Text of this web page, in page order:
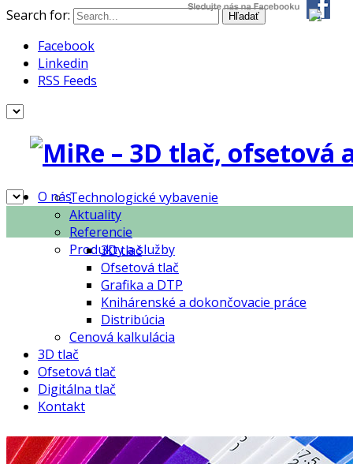
Search for:
Facebook
Linkedin
RSS Feeds
O násTechnologické vybavenie
Aktuality
Referencie
Produkty a služby
3D tlač
Ofsetová tlač
Grafika a DTP
Knihárenské a dokončovacie práce
Distribúcia
Cenová kalkulácia
3D tlač
Ofsetová tlač
Digitálna tlač
Kontakt